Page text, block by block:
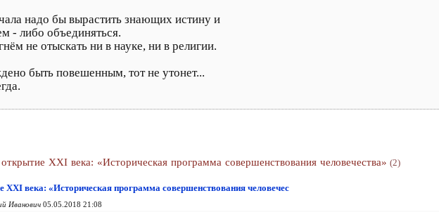
надо бы вырастить знающих истину и
- либо объединяться.
не отыскать ни в науке, ни в религии.
быть повешенным, тот не утонет...
ХХI века: «Историческая программа совершенствования человечества» (2)
ХХI века: «Историческая программа совершенствования человечес
Иванович 05.05.2018 21:08